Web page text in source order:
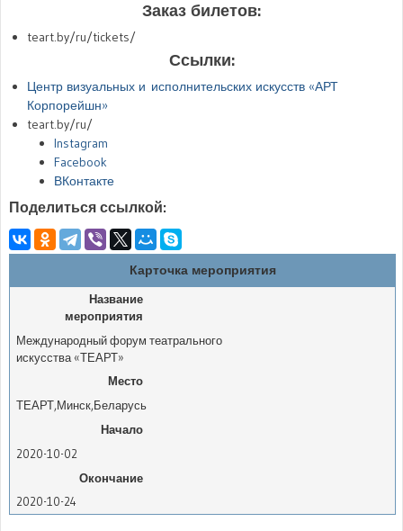
Заказ билетов:
teart.by/ru/tickets/
Ссылки:
Центр визуальных и исполнительских искусств «АРТ
Корпорейшн»
teart.by/ru/
Instagram
Facebook
ВКонтакте
Поделиться ссылкой:
Карточка мероприятия
Название
мероприятия
Международный форум театрального
искусства «ТЕАРТ»
Место
ТЕАРТ,Минск,Беларусь
Начало
2020-10-02
Окончание
2020-10-24